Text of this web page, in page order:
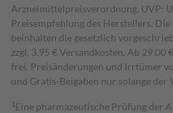
Arzneimittelpreisverordnung. UVP:
Preisempfehlung des Herstellers. Die
beinhalten die gesetzlich
zzgl. 3,95 € Versandkosten. Ab
frei. Preisänderungen und Irrtümer
und Gratis-Beigaben nur solange der
1 Eine pharmazeutische Prüfung der